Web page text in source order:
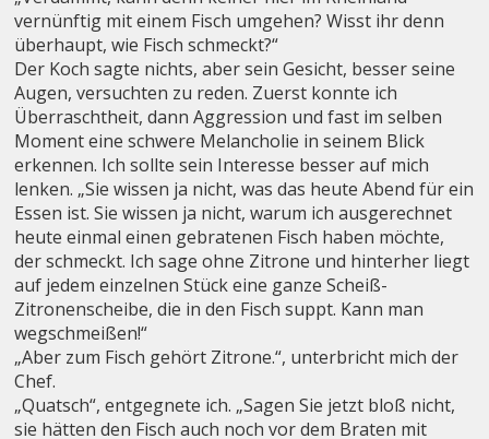
vernünftig mit einem Fisch umgehen? Wisst ihr denn
überhaupt, wie Fisch schmeckt?“
Der Koch sagte nichts, aber sein Gesicht, besser seine
Augen, versuchten zu reden. Zuerst konnte ich
Überraschtheit, dann Aggression und fast im selben
Moment eine schwere Melancholie in seinem Blick
erkennen. Ich sollte sein Interesse besser auf mich
lenken. „Sie wissen ja nicht, was das heute Abend für ein
Essen ist. Sie wissen ja nicht, warum ich ausgerechnet
heute einmal einen gebratenen Fisch haben möchte,
der schmeckt. Ich sage ohne Zitrone und hinterher liegt
auf jedem einzelnen Stück eine ganze Scheiß-
Zitronenscheibe, die in den Fisch suppt. Kann man
wegschmeißen!“
„Aber zum Fisch gehört Zitrone.“, unterbricht mich der
Chef.
„Quatsch“, entgegnete ich. „Sagen Sie jetzt bloß nicht,
sie hätten den Fisch auch noch vor dem Braten mit